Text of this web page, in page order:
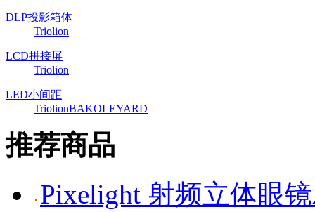
DLP投影箱体
Triolion
LCD拼接屏
Triolion
LED小间距
TriolionBAKOLEYARD
推荐商品
Pixelight 射频立体眼